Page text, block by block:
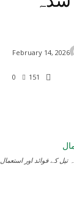
0 151
February 14, 2026
تیل کے فوائد اور استعمال